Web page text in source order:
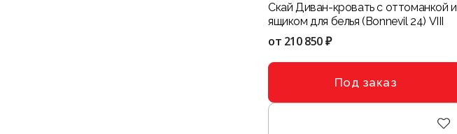
Скай Диван-кровать с оттоманкой и
ящиком для белья (Bonnevil 24) VIII
от 210 850 ₽
Под заказ